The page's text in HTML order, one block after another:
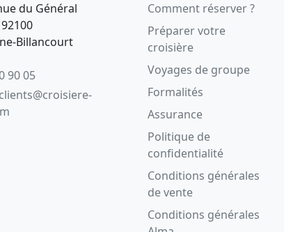
du Général
Billancourt
90 05
Comment réserver ?
Préparer votre
croisière
Voyages de groupe
Formalités
Assurance
Politique de
confidentialité
Conditions générales
de vente
Conditions générales